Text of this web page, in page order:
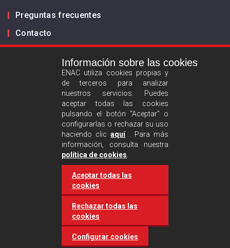
Preguntas frecuentes
Contacto
Política de privacidad
Política de cookies
Información sobre las cookies
ENAC utiliza cookies propias y
de terceros para analizar
nuestros servicios. Puedes
aceptar todas las cookies
pulsando el botón "Aceptar" o
configurarlas o rechazar su uso
haciendo clicaquí. Para más
información, consulta nuestra
política de cookies
Aceptar todas las
cookies
Rechazar todas las
cookies
Configurar cookies